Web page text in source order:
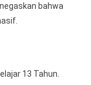
bahwa
13 Tahun.